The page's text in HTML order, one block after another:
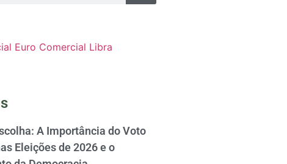
Euro Comercial Libra
A Importância do Voto
Eleições de 2026 e o